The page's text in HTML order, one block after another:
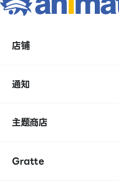
店铺
通知
主题商店
Gratte